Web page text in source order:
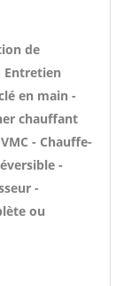
de
Entretien
en main -
chauffant
- Chauffe-
-
-
ou